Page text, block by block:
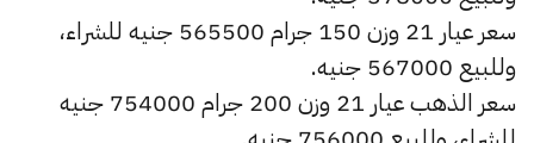
سعر عيار 21 وزن 150 جرام 565500 جنيه للشراء،
وللبيع 567000 جنيه.
سعر الذهب عيار 21 وزن 200 جرام 754000 جنيه